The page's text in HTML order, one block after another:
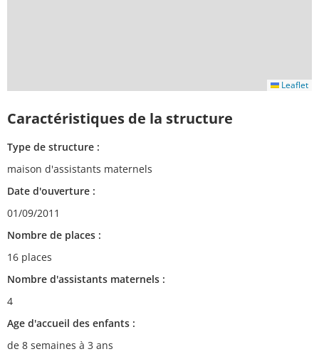
Leaflet
Caractéristiques de la structure
Type de structure :
maison d'assistants maternels
Date d'ouverture :
01/09/2011
Nombre de places :
16 places
Nombre d'assistants maternels :
4
Age d'accueil des enfants :
de 8 semaines à 3 ans